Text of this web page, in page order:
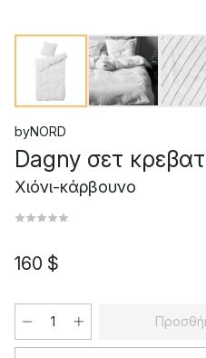
byNORD
Dagny σετ
Χιόνι-κάρβουνο
160 $